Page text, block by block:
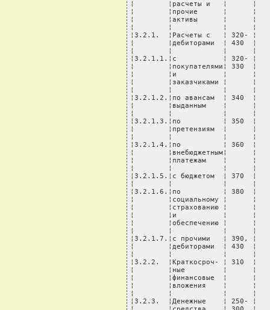
¦        ¦расчеты и   ¦
¦        ¦прочие      ¦
¦        ¦активы      ¦
¦        ¦            ¦      ¦
¦3.2.1.  ¦Расчеты с   ¦
¦        ¦дебиторами  ¦
¦        ¦            ¦      ¦
¦3.2.1.1.¦с           ¦ 320-
¦        ¦покупателями¦
¦        ¦и           ¦      ¦
¦        ¦заказчиками ¦
¦        ¦            ¦      ¦
¦3.2.1.2.¦по авансам  ¦
¦        ¦выданным    ¦
¦        ¦            ¦      ¦
¦3.2.1.3.¦по          ¦ 350
¦        ¦претензиям  ¦
¦        ¦            ¦      ¦
¦3.2.1.4.¦по          ¦ 360
¦        ¦внебюджетным¦
¦        ¦платежам    ¦
¦        ¦            ¦      ¦
¦3.2.1.5.¦с бюджетом  ¦
¦        ¦            ¦      ¦
¦3.2.1.6.¦по          ¦ 380
¦        ¦социальному ¦
¦        ¦страхованию ¦
¦        ¦и           ¦      ¦
¦        ¦обеспечению ¦
¦        ¦            ¦      ¦
¦3.2.1.7.¦с прочими   ¦
¦        ¦дебиторами  ¦
¦        ¦            ¦      ¦
¦3.2.2.  ¦Краткосроч- ¦
¦        ¦ные         ¦      ¦
¦        ¦финансовые  ¦
¦        ¦вложения    ¦
¦        ¦            ¦      ¦
¦3.2.3.  ¦Денежные    ¦